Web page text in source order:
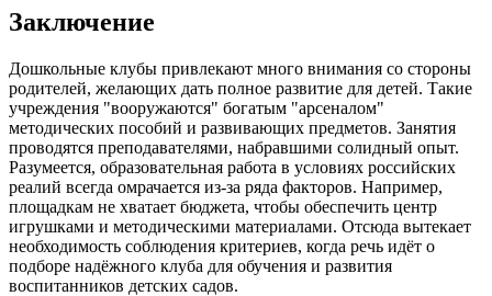
Заключение
Дошкольные клубы привлекают много внимания со стороны
родителей, желающих дать полное развитие для детей. Такие
учреждения "вооружаются" богатым "арсеналом"
методических пособий и развивающих предметов. Занятия
проводятся преподавателями, набравшими солидный опыт.
Разумеется, образовательная работа в условиях российских
реалий всегда омрачается из-за ряда факторов. Например,
площадкам не хватает бюджета, чтобы обеспечить центр
игрушками и методическими материалами. Отсюда вытекает
необходимость соблюдения критериев, когда речь идёт о
подборе надёжного клуба для обучения и развития
воспитанников детских садов.